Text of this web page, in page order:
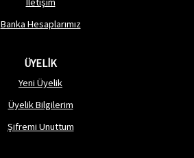
Banka Hesaplarımız
ÜYELİK
Yeni Üyelik
Üyelik Bilgilerim
Şifremi Unuttum